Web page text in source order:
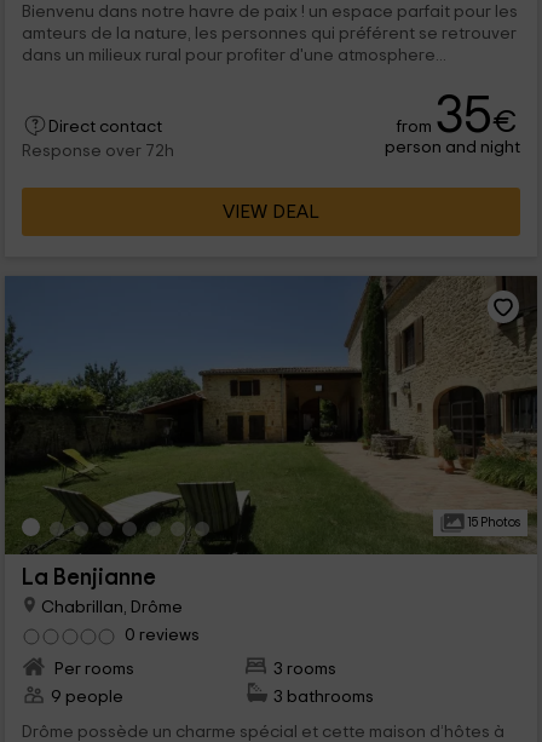
Bienvenu dans notre havre de paix ! un espace parfait pour les
amteurs de la nature, les personnes qui préférent se retrouver
dans un milieux rural pour profiter d'une atmosphere...
Direct contact
Response over 72h
from 35€
person and night
VIEW DEAL
15 Photos
La Benjianne
Chabrillan, Drôme
0 reviews
Per rooms
3 rooms
9 people
3 bathrooms
Drôme possède un charme spécial et cette maison d’hôtes à